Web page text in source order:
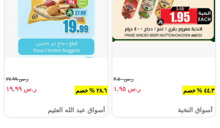
٤٤.٣ % خصم
ر.س ٣.٥٠
ر.س ١.٩٥
أسواق النخبة
٢٨.٦ % خصم
ر.س ٢٧.٩٩
ر.س ١٩.٩٩
أسواق عبد الله العثيم